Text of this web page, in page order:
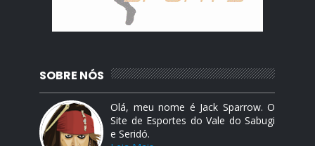
SOBRE NÓS
Olá, meu nome é Jack Sparrow. O
Site de Esportes do Vale do Sabugi
e Seridó.